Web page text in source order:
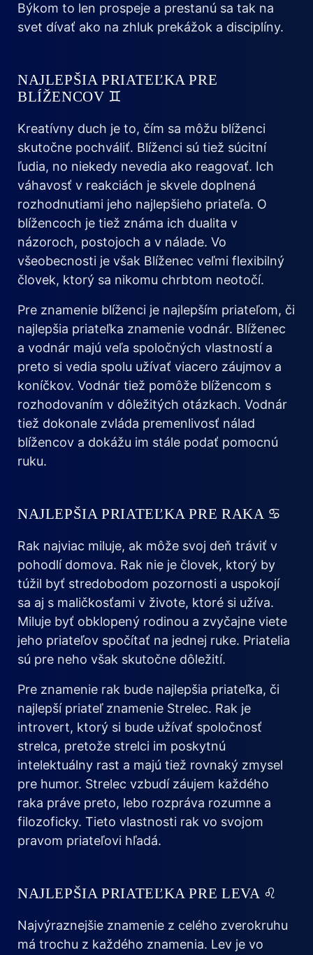
Býkom to len prospeje a prestanú sa tak na
svet dívať ako na zhluk prekážok a disciplíny.
NAJLEPŠIA PRIATEĽKA PRE
BLÍŽENCOV ♊
Kreatívny duch je to, čím sa môžu blíženci
skutočne pochváliť. Blíženci sú tiež súcitní
ľudia, no niekedy nevedia ako reagovať. Ich
váhavosť v reakciách je skvele doplnená
rozhodnutiami jeho najlepšieho priateľa. O
blížencoch je tiež známa ich dualita v
názoroch, postojoch a v nálade. Vo
všeobecnosti je však Blíženec veľmi flexibilný
človek, ktorý sa nikomu chrbtom neotočí.
Pre znamenie blíženci je najlepším priateľom, či
najlepšia priateľka znamenie vodnár. Blíženec
a vodnár majú veľa spoločných vlastností a
preto si vedia spolu užívať viacero záujmov a
koníčkov. Vodnár tiež pomôže blížencom s
rozhodovaním v dôležitých otázkach. Vodnár
tiež dokonale zvláda premenlivosť nálad
blížencov a dokážu im stále podať pomocnú
ruku.
NAJLEPŠIA PRIATEĽKA PRE RAKA ♋
Rak najviac miluje, ak môže svoj deň tráviť v
pohodlí domova. Rak nie je človek, ktorý by
túžil byť stredobodom pozornosti a uspokojí
sa aj s maličkosťami v živote, ktoré si užíva.
Miluje byť obklopený rodinou a zvyčajne viete
jeho priateľov spočítať na jednej ruke. Priatelia
sú pre neho však skutočne dôležití.
Pre znamenie rak bude najlepšia priateľka, či
najlepší priateľ znamenie Strelec. Rak je
introvert, ktorý si bude užívať spoločnosť
strelca, pretože strelci im poskytnú
intelektuálny rast a majú tiež rovnaký zmysel
pre humor. Strelec vzbudí záujem každého
raka práve preto, lebo rozpráva rozumne a
filozoficky. Tieto vlastnosti rak vo svojom
pravom priateľovi hľadá.
NAJLEPŠIA PRIATEĽKA PRE LEVA ♌
Najvýraznejšie znamenie z celého zverokruhu
má trochu z každého znamenia. Lev je vo